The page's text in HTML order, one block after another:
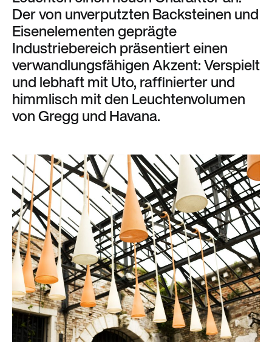
Der von unverputzten Backsteinen und
Eisenelementen geprägte
Industriebereich präsentiert einen
verwandlungsfähigen Akzent: Verspielt
und lebhaft mit Uto, raffinierter und
himmlisch mit den Leuchtenvolumen
von Gregg und Havana.